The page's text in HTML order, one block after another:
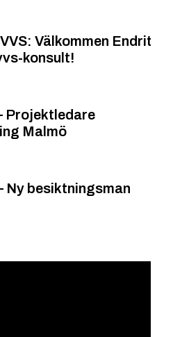
Välkommen Endrit
konsult!
Projektledare
Malmö
Ny besiktningsman